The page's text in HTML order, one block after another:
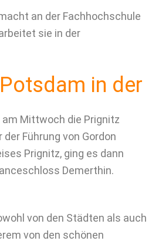
an der Fachhochschule
sie in der
in der
Mittwoch die Prignitz
Führung von Gordon
Prignitz, ging es dann
Demerthin.
von den Städten als auch
von den schönen